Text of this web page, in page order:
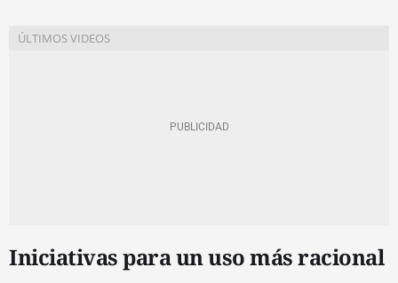
Iniciativas para un uso más racional